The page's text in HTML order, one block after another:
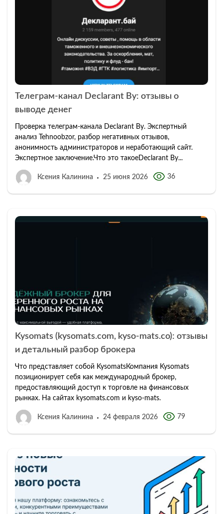
Телеграм-канал Declarant By: отзывы о
выводе денег
Проверка телеграм-канала Declarant By. Экспертный
анализ Tehnoobzor, разбор негативных отзывов,
анонимность администраторов и неработающий сайт.
Экспертное заключение.Что это такоеDeclarant By...
Ксения Калинина 25 июня 2026 36
Kysomats (kysomats.com, kyso-mats.co): отзывы
и детальный разбор брокера
Что представляет собой KysomatsКомпания Kysomats
позиционирует себя как международный брокер,
предоставляющий доступ к торговле на финансовых
рынках. На сайтах kysomats.com и kyso-mats.
Ксения Калинина 24 февраля 2026 79